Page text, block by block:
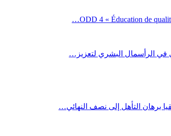
ODD 4 « Éducation de
في الرأسمال البشري لتعزيز…
برهان التأهل إلى نصف النهائي…